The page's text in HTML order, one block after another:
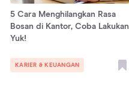
5 Cara Menghilangkan Rasa
Bosan di Kantor, Coba Lakukan
Yuk!
KARIER & KEUANGAN